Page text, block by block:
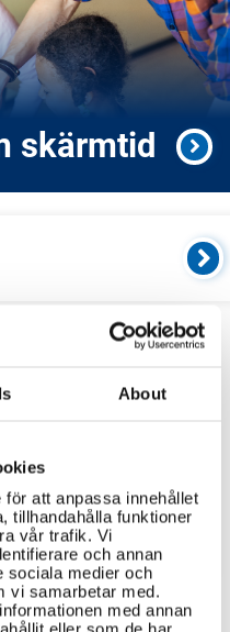
About
att anpassa innehållet
tillhandahålla funktioner
vår trafik. Vi
och annan
sociala medier och
vi samarbetar med.
med annan
skärmtid
KOMMUN